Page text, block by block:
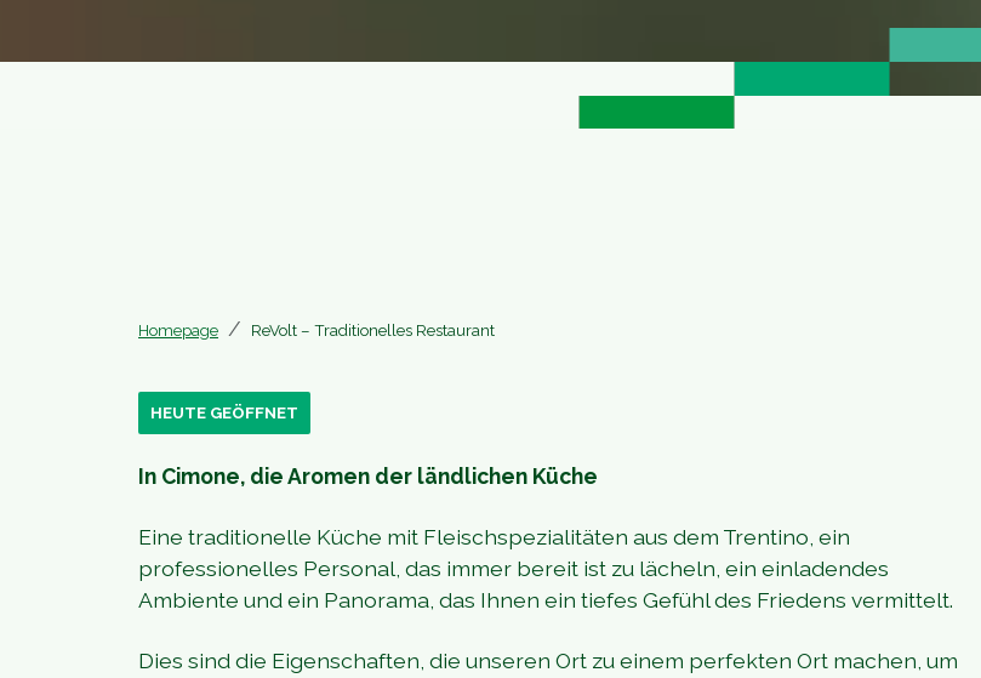
Homepage ReVolt – Traditionelles Restaurant
HEUTE GEÖFFNET
In Cimone, die Aromen der ländlichen Küche
Eine traditionelle Küche mit Fleischspezialitäten aus dem Trentino, ein
professionelles Personal, das immer bereit ist zu lächeln, ein einladendes
Ambiente und ein Panorama, das Ihnen ein tiefes Gefühl des Friedens vermittelt.
Dies sind die Eigenschaften, die unseren Ort zu einem perfekten Ort machen, um